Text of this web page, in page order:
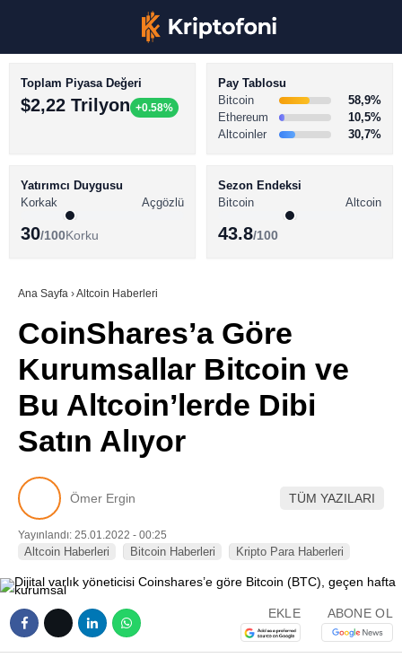
Youtube
TikTok
BİTCOİN HABERLERİ
ALTCOİN HABERLERİ
SÖZLÜK
Toplam Piyasa Değeri
$2,22 Trilyon +0.58%
Pay Tablosu
Bitcoin
58,9%
Ethereum
10,5%
Altcoinler
30,7%
Yatırımcı Duygusu
Korkak
Açgözlü
30/100Korku
Sezon Endeksi
Bitcoin
Altcoin
43.8/100
Ana Sayfa ›Altcoin Haberleri
CoinShares’a Göre
Kurumsallar Bitcoin ve
Bu Altcoin’lerde Dibi
Satın Alıyor
Ömer Ergin TÜM YAZILARI
Yayınlandı: 25.01.2022 - 00:25
Altcoin Haberleri Bitcoin Haberleri Kripto Para Haberleri
EKLE ABONE OL